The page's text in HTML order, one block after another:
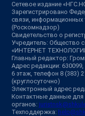
Сетевое издание
Зарегистрировано
связи, информационных
(Роскомнадзор)
Свидетельство о
Учредитель: Общество
«ИНТЕРНЕТ
Главный редактор:
Адрес редакции:
6 этаж, телефон 8 (383)
(круглосуточно)
Электронный адрес
Контактные данные
органов:
Техподдержка: